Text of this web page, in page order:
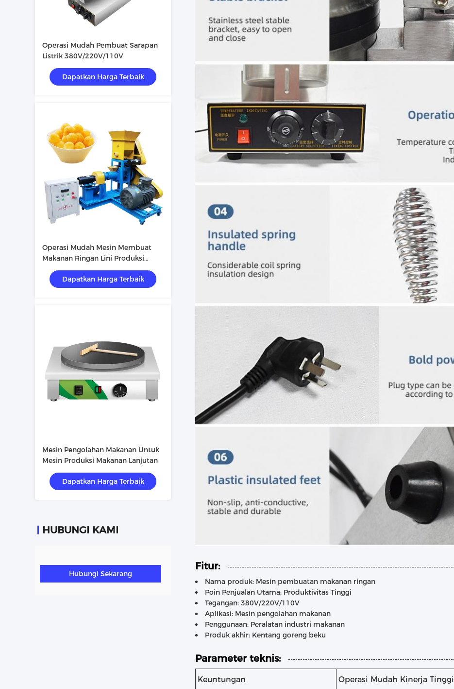
Operasi Mudah Pembuat Sarapan
Listrik 380V/220V/110V
Dapatkan Harga Terbaik
Operasi Mudah Mesin Membuat
Makanan Ringan Lini Produksi
Makanan Ringan Otomatis Dengan
Klip Lukisan Warna Disesuaikan
Dapatkan Harga Terbaik
Mesin Pengolahan Makanan Untuk
Mesin Produksi Makanan Lanjutan
Dapatkan Harga Terbaik
HUBUNGI KAMI
Hubungi Sekarang
Fitur:
Nama produk: Mesin pembuatan makanan ringan
Poin Penjualan Utama: Produktivitas Tinggi
Tegangan: 380V/220V/110V
Aplikasi: Mesin pengolahan makanan
Penggunaan: Peralatan industri makanan
Produk akhir: Kentang goreng beku
Parameter teknis:
Keuntungan Operasi Mudah Kinerja Tinggi